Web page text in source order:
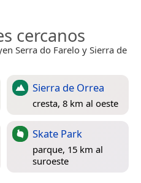
cercanos
Serra do Farelo y Sierra de
Sierra de Orrea
cresta, 8 km al oeste
Skate Park
parque, 15 km al
suroeste